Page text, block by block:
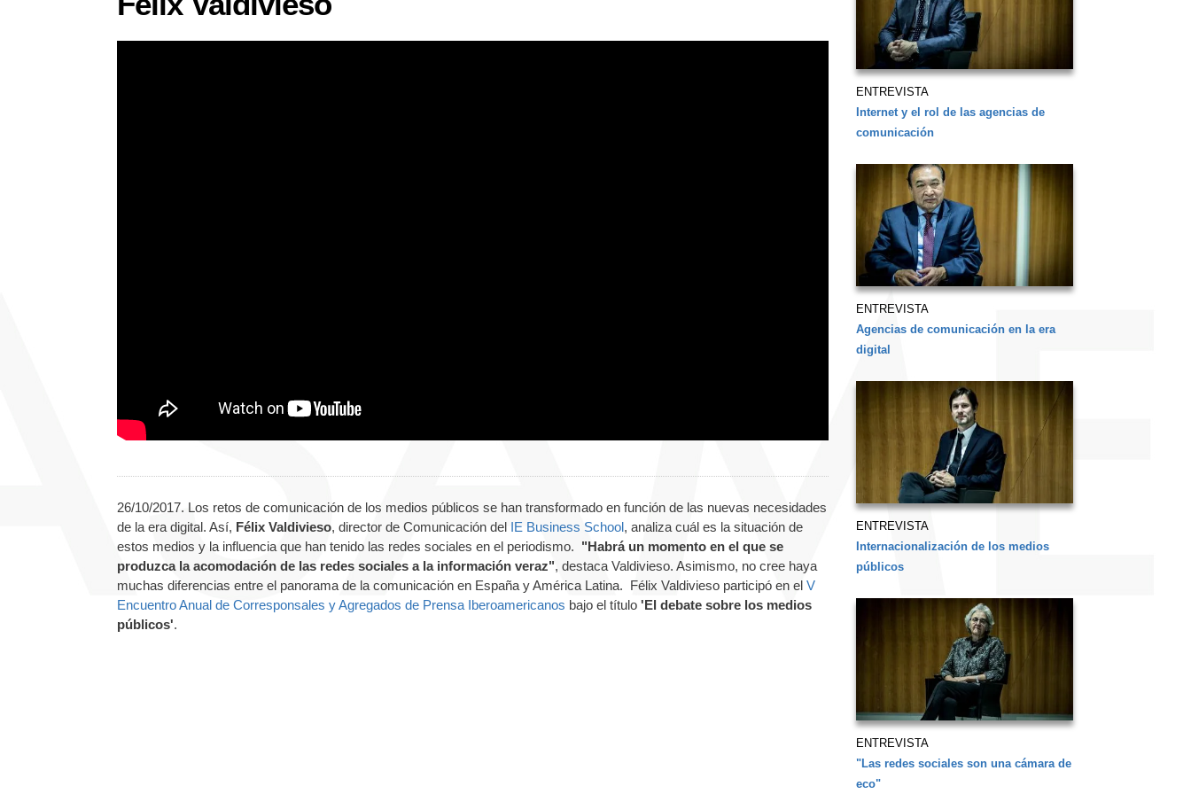
26/10/2017. Los retos de comunicación de los medios públicos se han transformado en función de las nuevas necesidades
de la era digital. Así, Félix Valdivieso, director de Comunicación del IE Business School, analiza cuál es la situación de
estos medios y la influencia que han tenido las redes sociales en el periodismo. "Habrá un momento en el que se
produzca la acomodación de las redes sociales a la información veraz", destaca Valdivieso. Asimismo, no cree haya
muchas diferencias entre el panorama de la comunicación en España y América Latina. Félix Valdivieso participó en el V
Encuentro Anual de Corresponsales y Agregados de Prensa Iberoamericanos bajo el título 'El debate sobre los medios
públicos'.
ENTREVISTA
Internet y el rol de las agencias de
comunicación
ENTREVISTA
Agencias de comunicación en la era
digital
ENTREVISTA
Internacionalización de los medios
públicos
ENTREVISTA
"Las redes sociales son una cámara de
eco"